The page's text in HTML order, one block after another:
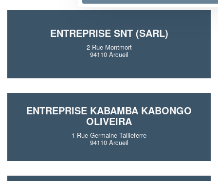
ENTREPRISE SNT (SARL)
2 Rue Montmort
94110 Arcueil
ENTREPRISE KABAMBA KABONGO
OLIVEIRA
1 Rue Germaine Tailleferre
94110 Arcueil